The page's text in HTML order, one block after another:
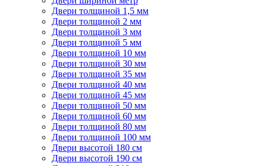
Двери толщиной 1,5 мм
Двери толщиной 2 мм
Двери толщиной 3 мм
Двери толщиной 5 мм
Двери толщиной 10 мм
Двери толщиной 30 мм
Двери толщиной 35 мм
Двери толщиной 40 мм
Двери толщиной 45 мм
Двери толщиной 50 мм
Двери толщиной 60 мм
Двери толщиной 80 мм
Двери толщиной 100 мм
Двери высотой 180 см
Двери высотой 190 см